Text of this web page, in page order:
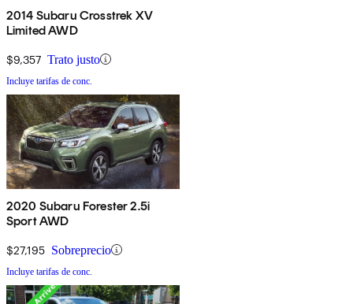
2014 Subaru Crosstrek XV
Limited AWD
$9,357 Trato justo
Incluye tarifas de conc.
2020 Subaru Forester 2.5i
Sport AWD
$27,195 Sobreprecio
Incluye tarifas de conc.